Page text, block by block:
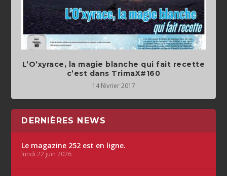
L’O’xyrace, la magie blanche qui fait recette
c’est dans TrimaX#160
14 février 2017
DERNIÈRES NEWS
Le magazine 252 est en ligne.
lundi 22 juin 2026